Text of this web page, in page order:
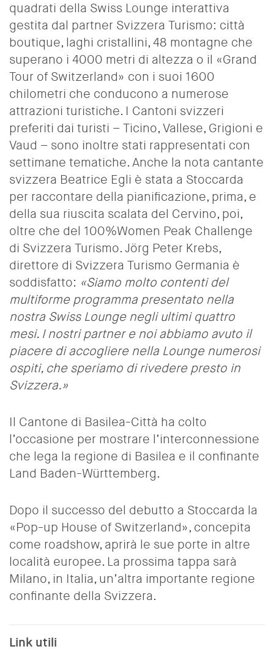
quadrati della Swiss Lounge interattiva
gestita dal partner Svizzera Turismo: città
boutique, laghi cristallini, 48 montagne che
superano i 4000 metri di altezza o il «Grand
Tour of Switzerland» con i suoi 1600
chilometri che conducono a numerose
attrazioni turistiche. I Cantoni svizzeri
preferiti dai turisti – Ticino, Vallese, Grigioni e
Vaud – sono inoltre stati rappresentati con
settimane tematiche. Anche la nota cantante
svizzera Beatrice Egli è stata a Stoccarda
per raccontare della pianificazione, prima, e
della sua riuscita scalata del Cervino, poi,
oltre che del 100%Women Peak Challenge
di Svizzera Turismo. Jörg Peter Krebs,
direttore di Svizzera Turismo Germania è
soddisfatto: «Siamo molto contenti del
multiforme programma presentato nella
nostra Swiss Lounge negli ultimi quattro
mesi. I nostri partner e noi abbiamo avuto il
piacere di accogliere nella Lounge numerosi
ospiti, che speriamo di rivedere presto in
Svizzera.»
Il Cantone di Basilea-Città ha colto
l’occasione per mostrare l’interconnessione
che lega la regione di Basilea e il confinante
Land Baden-Württemberg.
Dopo il successo del debutto a Stoccarda la
«Pop-up House of Switzerland», concepita
come roadshow, aprirà le sue porte in altre
località europee. La prossima tappa sarà
Milano, in Italia, un’altra importante regione
confinante della Svizzera.
Link utili